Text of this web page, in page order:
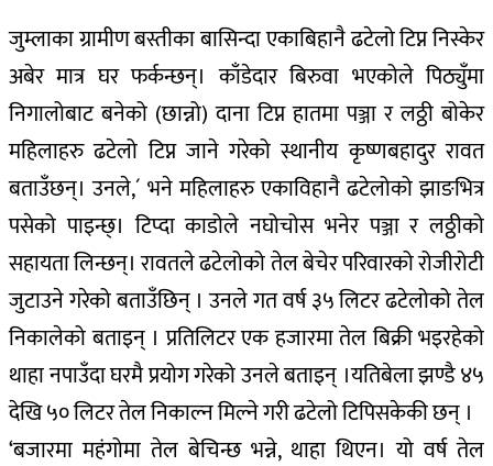
जुम्लाका ग्रामीण बस्तीका बासिन्दा एकाबिहानै ढटेलो टिप्न निस्केर
अबेर मात्र घर फर्कन्छन्। काँडेदार बिरुवा भएकोले पिठ्युँमा
निगालोबाट बनेको (छान्नो) दाना टिप्न हातमा पञ्जा र लठ्ठी बोकेर
महिलाहरु ढटेलो टिप्न जाने गरेको स्थानीय कृष्णबहादुर रावत
बताउँछन्। उनले,´ भने महिलाहरु एकाविहानै ढटेलोको झाङभित्र
पसेको पाइन्छ्। टिप्दा काडोले नघोचोस भनेर पञ्जा र लठ्ठीको
सहायता लिन्छन्। रावतले ढटेलोको तेल बेचेर परिवारको रोजीरोटी
जुटाउने गरेको बताउँछिन् । उनले गत वर्ष ३५ लिटर ढटेलोको तेल
निकालेको बताइन् । प्रतिलिटर एक हजारमा तेल बिक्री भइरहेको
थाहा नपाउँदा घरमै प्रयोग गरेको उनले बताइन् ।यतिबेला झण्डै ४५
देखि ५० लिटर तेल निकाल्न मिल्ने गरी ढटेलो टिपिसकेकी छन् ।
‘बजारमा महंगोमा तेल बेचिन्छ भन्ने, थाहा थिएन। यो वर्ष तेल